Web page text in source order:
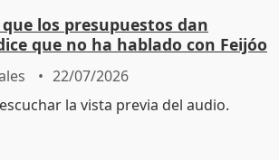
los presupuestos dan
que no ha hablado con Feijóo
22/07/2026